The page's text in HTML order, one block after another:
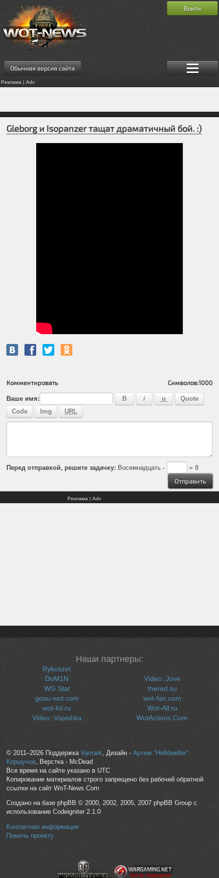
Обычная версия сайта
Реклама | Adv
Войти
Gleborg и Isopanzer тащат драматичный бой. :)
Комментировать Символов:1000
Ваше имя:
Перед отправкой, решите задачку: Восемнадцать - = 8
Реклама | Adv
Наши партнеры:
Rykoszet
DoM1N
WG Stat
gosu-wot.com
wot-lol.ru
Video::Vspishka
Video::Jove
thered.su
wot-fan.com
Wot-All.ru
WotActions.Com
© 2011–2026 Поддержка Vamark, Дизайн - Артем "Helldweller"
Коршунов, Верстка - McDead
Все время на сайте указано в UTC
Копирование материалов строго запрещено без рабочей обратной
ссылки на сайт WoT-News.Com
Создано на базе phpBB © 2000, 2002, 2005, 2007 phpBB Group с
использование Codeigniter 2.1.0
Контактная информация
Помочь проекту